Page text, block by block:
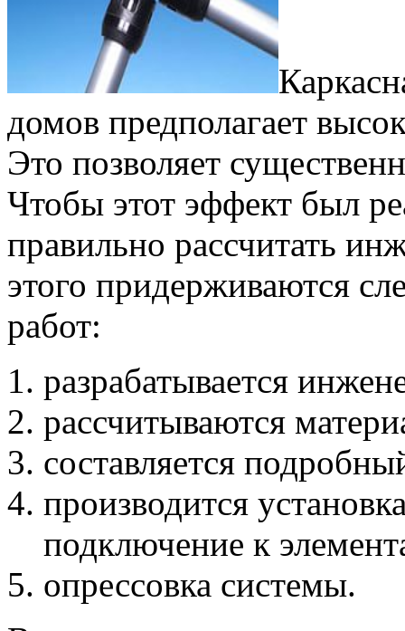
домов предполагает
Это позволяет
Чтобы этот эффект был
правильно рассчитать
этого придерживаются
работ:
разрабатывается
рассчитываются
составляется
производится
подключение к
опрессовка системы.